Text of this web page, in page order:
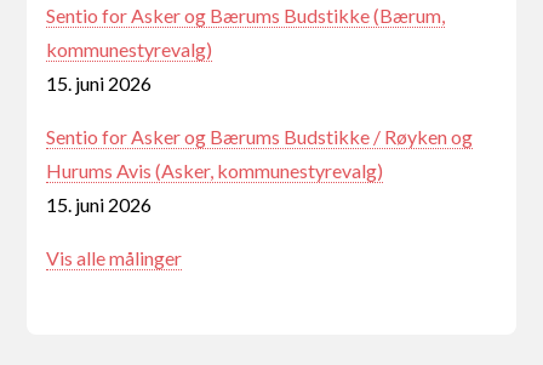
Sentio for Asker og Bærums Budstikke (Bærum,
kommunestyrevalg)
15. juni 2026
Sentio for Asker og Bærums Budstikke / Røyken og
Hurums Avis (Asker, kommunestyrevalg)
15. juni 2026
Vis alle målinger